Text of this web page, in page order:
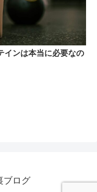
インは本当に必要なの
ブログ